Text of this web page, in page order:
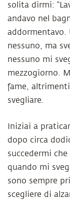
solita dirmi:
andavo nel
addormentavo.
nessuno, ma
nessuno mi
mezzogiorno.
fame,
svegliare.
Iniziai a
dopo circa
succedermi
quando mi
sono sempre
scegliere di